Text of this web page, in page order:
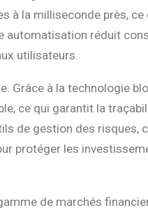
à la milliseconde près, ce
automatisation réduit
utilisateurs.
Grâce à la technologie
ce qui garantit la
de gestion des risques,
protéger les
de marchés